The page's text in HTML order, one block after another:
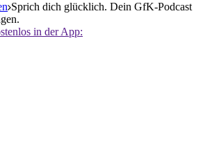
Sprich dich glücklich. Dein GfK-Podcast
in der App: